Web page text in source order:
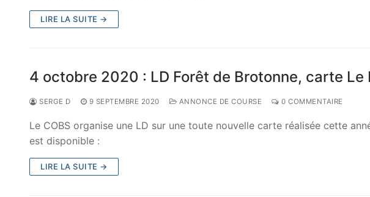
LIRE LA SUITE →
4 octobre 2020 : LD Forêt de Brotonne, carte Le
SERGE D 9 SEPTEMBRE 2020 ANNONCE DE COURSE 0 COMMENTAIRE
Le COBS organise une LD sur une toute nouvelle carte réalisée cette
est disponible :
LIRE LA SUITE →